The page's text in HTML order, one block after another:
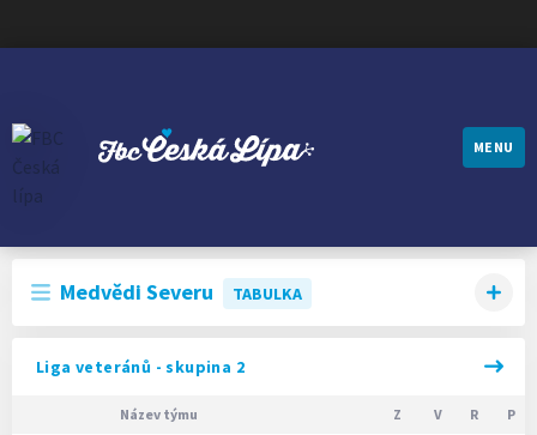
FBC ČESKÁ LÍPA
MENU
Medvědi Severu TABULKA
Liga veteránů - skupina 2
Název týmu Z V R P